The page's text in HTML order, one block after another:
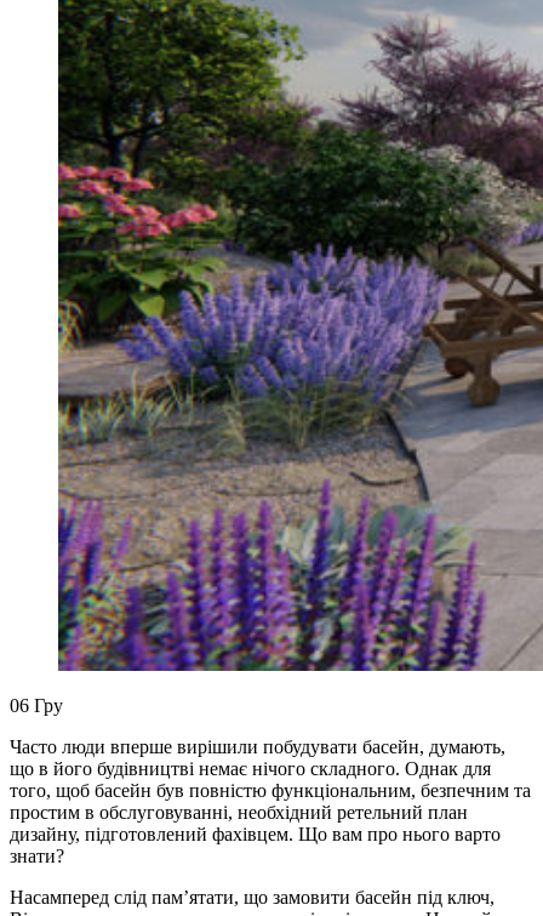
06 Гру
Часто люди вперше вирішили побудувати басейн, думають,
що в його будівництві немає нічого складного. Однак для
того, щоб басейн був повністю функціональним, безпечним та
простим в обслуговуванні, необхідний ретельний план
дизайну, підготовлений фахівцем. Що вам про нього варто
знати?
Насамперед слід пам’ятати, що замовити басейн під ключ,